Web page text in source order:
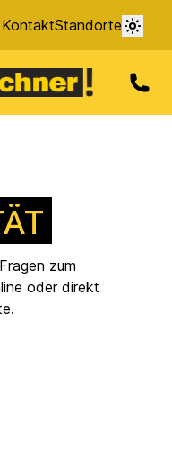
KontaktStandorte
zum
oder direkt